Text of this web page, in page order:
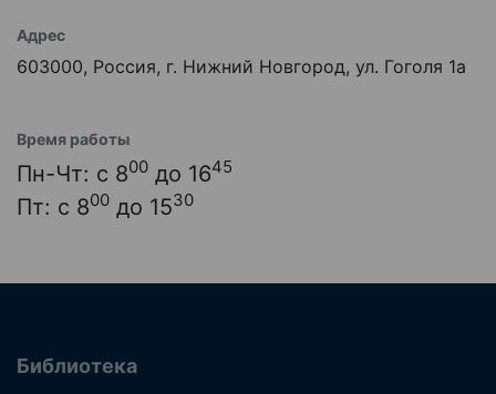
Адрес
603000, Россия, г. Нижний Новгород, ул. Гоголя 1а
Время работы
Пн-Чт: с 800 до 1645
Пт: с 800 до 1530
Библиотека